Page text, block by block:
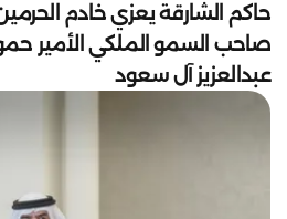
حاكم الشارقة يعزي خادم
صاحب السمو الملكي الأمير
عبدالعزيز آل سعود